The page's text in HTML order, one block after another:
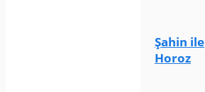
Şahin ile
Horoz